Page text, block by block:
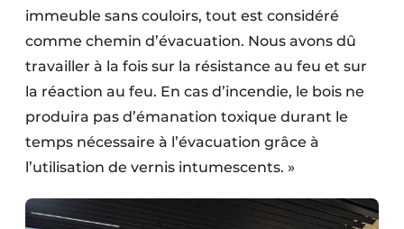
immeuble sans couloirs, tout est considéré
comme chemin d’évacuation. Nous avons dû
travailler à la fois sur la résistance au feu et sur
la réaction au feu. En cas d’incendie, le bois ne
produira pas d’émanation toxique durant le
temps nécessaire à l’évacuation grâce à
l’utilisation de vernis intumescents. »